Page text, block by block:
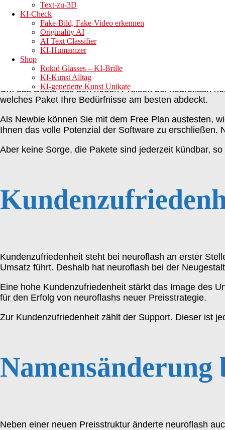
Text-zu-3D
KI-Check
Fake-Bild, Fake-Video erkennen
Originality AI
AI Text Classifier
KI-Humanizer
Shop
Rokid Glasses – KI-Brille
KI-Kunst Alltag
KI-generierte Kunst Unikate
neuroflash Preise:
Um das Beste aus den neuen Preisen bei neuroflash
welches Paket Ihre Bedürfnisse am besten abdeckt.
Als Newbie können Sie mit dem Free Plan austesten,
Ihnen das volle Potenzial der Software zu erschließen.
Aber keine Sorge, die Pakete sind jederzeit kündbar,
Kundenzufriedenheit steht bei neuroflash an erster
Umsatz führt. Deshalb hat neuroflash bei der
Eine hohe Kundenzufriedenheit stärkt das Image des
für den Erfolg von neuroflashs neuer Preisstrategie.
Zur Kundenzufriedenheit zählt der Support. Dieser ist
Namensänderung
Neben einer neuen Preisstruktur änderte neuroflash